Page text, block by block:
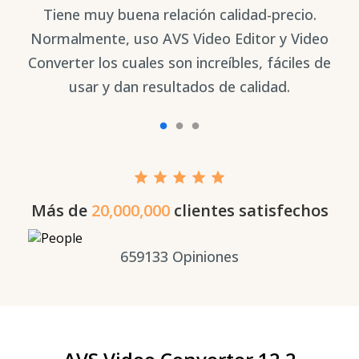
Tiene muy buena relación calidad-precio.
Normalmente, uso AVS Video Editor y Video
Converter los cuales son increíbles, fáciles de
usar y dan resultados de calidad.
Más de 20,000,000 clientes satisfechos
659133 Opiniones